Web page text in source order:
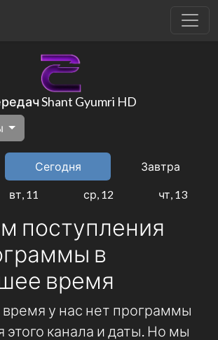
Shant Gyumri HD
Сегодня Завтра
вт, 11 ср, 12 чт, 13
поступления
в
время
у нас нет программы
этого канала и даты. Но мы